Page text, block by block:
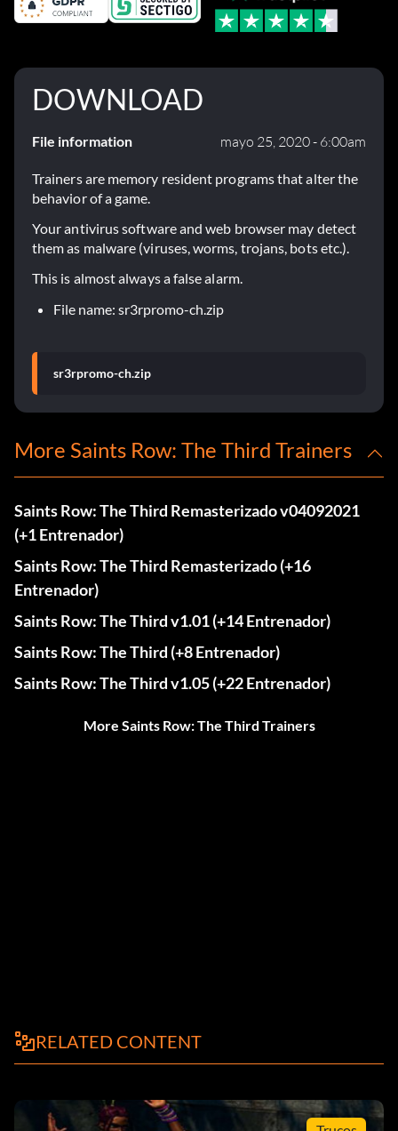
DOWNLOAD
File information mayo 25, 2020 - 6:00am
Trainers are memory resident programs that alter the
behavior of a game.
Your antivirus software and web browser may detect
them as malware (viruses, worms, trojans, bots etc.).
This is almost always a false alarm.
File name: sr3rpromo-ch.zip
sr3rpromo-ch.zip
More Saints Row: The Third Trainers
Saints Row: The Third Remasterizado v04092021
(+1 Entrenador)
Saints Row: The Third Remasterizado (+16
Entrenador)
Saints Row: The Third v1.01 (+14 Entrenador)
Saints Row: The Third (+8 Entrenador)
Saints Row: The Third v1.05 (+22 Entrenador)
More Saints Row: The Third Trainers
RELATED CONTENT